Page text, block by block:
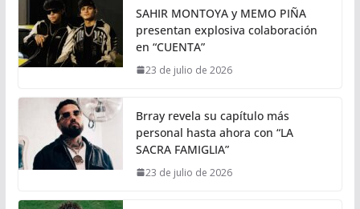
SAHIR MONTOYA y MEMO PIÑA
presentan explosiva colaboración
en “CUENTA”
23 de julio de 2026
Brray revela su capítulo más
personal hasta ahora con “LA
SACRA FAMIGLIA”
23 de julio de 2026